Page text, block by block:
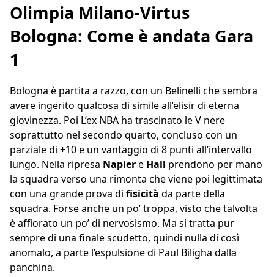
Olimpia Milano-Virtus
Bologna: Come è andata Gara
1
Bologna è partita a razzo, con un Belinelli che sembra
avere ingerito qualcosa di simile all’elisir di eterna
giovinezza. Poi L’ex NBA ha trascinato le V nere
soprattutto nel secondo quarto, concluso con un
parziale di +10 e un vantaggio di 8 punti all’intervallo
lungo. Nella ripresa Napiere Hall prendono per mano
la squadra verso una rimonta che viene poi legittimata
con una grande prova di fisicità da parte della
squadra. Forse anche un po’ troppa, visto che talvolta
è affiorato un po’ di nervosismo. Ma si tratta pur
sempre di una finale scudetto, quindi nulla di così
anomalo, a parte l’espulsione di Paul Biligha dalla
panchina.